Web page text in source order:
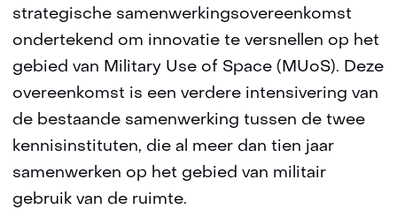
strategische samenwerkingsovereenkomst
ondertekend om innovatie te versnellen op het
gebied van Military Use of Space (MUoS). Deze
overeenkomst is een verdere intensivering van
de bestaande samenwerking tussen de twee
kennisinstituten, die al meer dan tien jaar
samenwerken op het gebied van militair
gebruik van de ruimte.